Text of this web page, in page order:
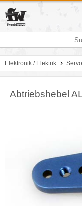
Elektronik / Elektrik
Abtriebshebel